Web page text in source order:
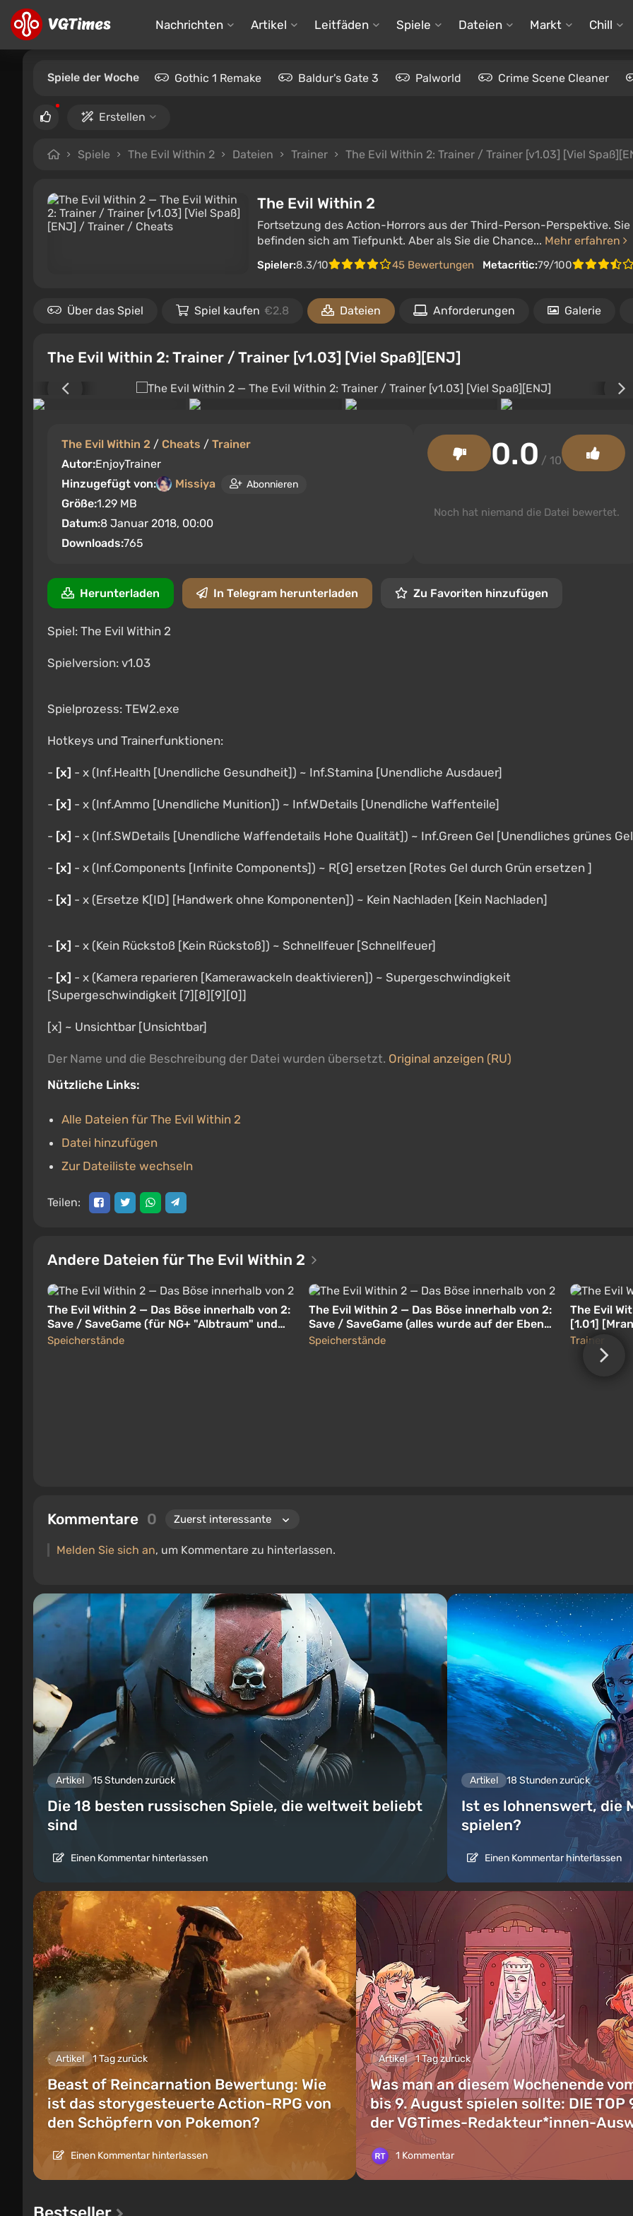
Nachrichten Artikel Leitfäden Spiele Dateien Markt Chill
Spiele der Woche Gothic 1 Remake Baldur's Gate 3 Palworld Crime Scene Cleaner
Erstellen
Spiele The Evil Within 2 Dateien Trainer The Evil Within 2: Trainer / Trainer [v1.03] [Viel
The Evil Within 2
Fortsetzung des Action-Horrors aus der Third-Person-Perspektive.
befinden sich am Tiefpunkt. Aber als Sie die Chance... Mehr erfahren
Spieler:8.3/10 45 Bewertungen Metacritic:79/100
Über das Spiel Spiel kaufen €2.8 Dateien Anforderungen Galerie
The Evil Within 2: Trainer / Trainer [v1.03] [Viel Spaß][ENJ]
The Evil Within 2 / Cheats / Trainer
Autor:EnjoyTrainer
Hinzugefügt von:
Missiya Abonnieren
Größe:1.29 MB
Datum:8 Januar 2018, 00:00
Downloads:765
0.0 / 10
Noch hat niemand die Datei bewertet.
Herunterladen In Telegram herunterladen Zu Favoriten hinzufügen
Spiel: The Evil Within 2
Spielversion: v1.03
Spielprozess: TEW2.exe
Hotkeys und Trainerfunktionen:
- [x] - x (Inf.Health [Unendliche Gesundheit]) ~ Inf.Stamina [Unendliche Ausdauer]
- [x] - x (Inf.Ammo [Unendliche Munition]) ~ Inf.WDetails [Unendliche Waffenteile]
- [x] - x (Inf.SWDetails [Unendliche Waffendetails Hohe Qualität]) ~ Inf.Green Gel [Unendliches grünes
- [х] - x (Inf.Components [Infinite Components]) ~ R[G] ersetzen [Rotes Gel durch Grün ersetzen ]
- [x] - x (Ersetze K[ID] [Handwerk ohne Komponenten]) ~ Kein Nachladen [Kein Nachladen]
- [x] - x (Kein Rückstoß [Kein Rückstoß]) ~ Schnellfeuer [Schnellfeuer]
- [x] - x (Kamera reparieren [Kamerawackeln deaktivieren]) ~ Supergeschwindigkeit
[Supergeschwindigkeit [7][8][9][0]]
[x] ~ Unsichtbar [Unsichtbar]
Der Name und die Beschreibung der Datei wurden übersetzt. Original anzeigen (RU)
Nützliche Links:
Alle Dateien für The Evil Within 2
Datei hinzufügen
Zur Dateiliste wechseln
Teilen:
Andere Dateien für The Evil Within 2
The Evil Within 2 — Das Böse innerhalb von 2:
Save / SaveGame (für NG+ "Albtraum" und
unten)
Speicherstände
The Evil Within 2 — Das Böse innerhalb von 2:
Save / SaveGame (alles wurde auf der Ebene
der Komplexität "Albtraum" getan)
Speicherstände
The Evil
[1.01]
Trainer
Kommentare 0
Melden Sie sich an, um Kommentare zu hinterlassen.
Artikel 15 Stunden zurück
Die 18 besten russischen Spiele, die weltweit beliebt
sind
Einen Kommentar hinterlassen
Artikel 18 Stunden zurück
Ist es lohnenswert, die
spielen?
Einen Kommentar hinterlassen
Artikel 1 Tag zurück
Beast of Reincarnation Bewertung: Wie
ist das storygesteuerte Action-RPG von
den Schöpfern von Pokemon?
Einen Kommentar hinterlassen
Artikel 1 Tag zurück
Was man an diesem Wochenende
bis 9. August spielen sollte: DIE TOP
der VGTimes-Redakteur*innen-
1 Kommentar